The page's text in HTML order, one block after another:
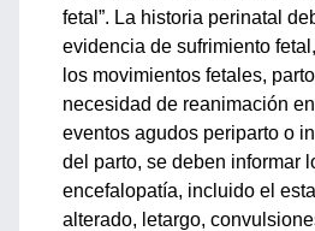
fetal”. La historia perinatal
evidencia de sufrimiento
los movimientos fetales,
necesidad de reanimación
eventos agudos periparto o
del parto, se deben informar
encefalopatía, incluido el
alterado, letargo,